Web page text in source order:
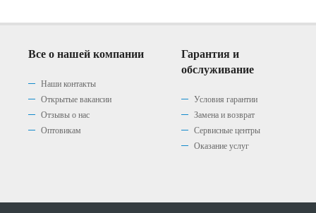
Варочная панель Gefest 1210
Варочная панель Gefest 1210
Варочная панель Gefest 1210
Все о нашей компании
Наши контакты
Открытые вакансии
Отзывы о нас
Оптовикам
Гарантия и
обслуживание
Условия гарантии
Замена и возврат
Сервисные центры
Оказание услуг